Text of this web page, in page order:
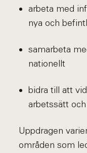
arbeta med
nya och
samarbeta
nationellt
bidra till att
arbetssätt
Uppdragen
områden som